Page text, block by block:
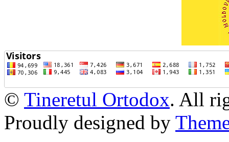
© Tineretul Ortodox. All
Proudly designed by